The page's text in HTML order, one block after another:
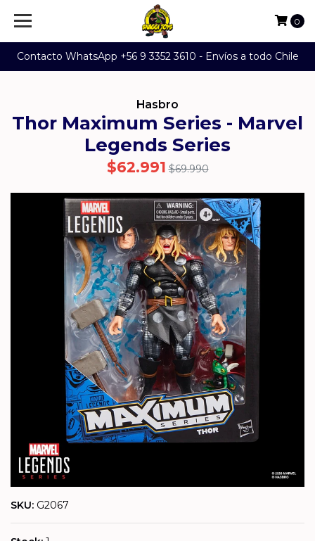
Contacto WhatsApp +56 9 3352 3610 - Envíos a todo Chile
0
Hasbro
Thor Maximum Series - Marvel
Legends Series
$62.991 $69.990
SKU: G2067